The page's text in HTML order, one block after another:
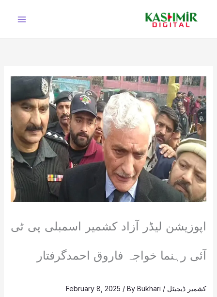
اپوزیشن لیڈر آزاد کشمیر اسمبلی پی ٹی
آئی رہنما خواجہ فاروق احمدگرفتار
کشمیر ڈیجیٹل /
February 8, 2025 / ByBukhari